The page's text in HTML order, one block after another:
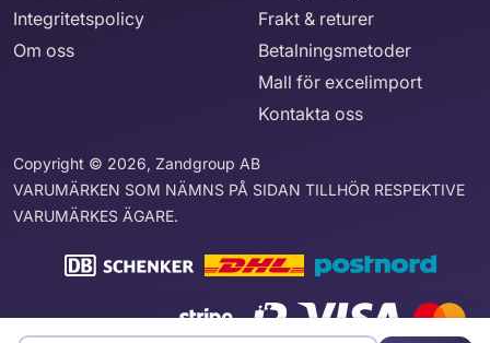
Integritetspolicy
Om oss
Frakt & returer
Betalningsmetoder
Mall för excelimport
Kontakta oss
Copyright © 2026, Zandgroup AB
VARUMÄRKEN SOM NÄMNS PÅ SIDAN TILLHÖR RESPEKTIVE
VARUMÄRKES ÄGARE.